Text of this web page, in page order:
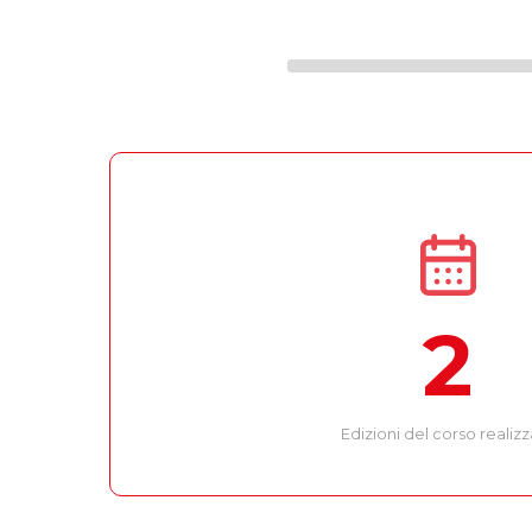
2
Edizioni del corso